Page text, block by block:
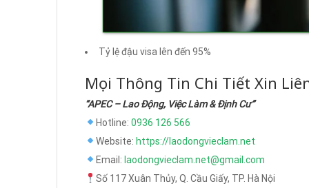
Tỷ lệ đậu visa lên đến 95%
Mọi Thông Tin Chi Tiết Xin
“APEC – Lao Động, Việc Làm & Định Cư”
Hotline: 0936 126 566
Website: https://laodongvieclam.net
Email: laodongvieclam.net@gmail.com
Số 117 Xuân Thủy, Q. Cầu Giấy, TP. Hà Nội